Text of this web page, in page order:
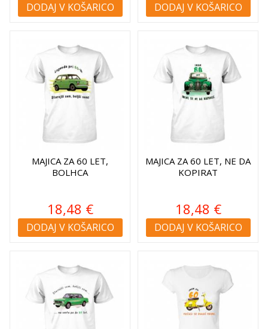
DODAJ V KOŠARICO DODAJ V KOŠARICO
MAJICA ZA 60 LET,
BOLHCA
18,48 €
DODAJ V KOŠARICO
MAJICA ZA 60 LET, NE DA
KOPIRAT
18,48 €
DODAJ V KOŠARICO